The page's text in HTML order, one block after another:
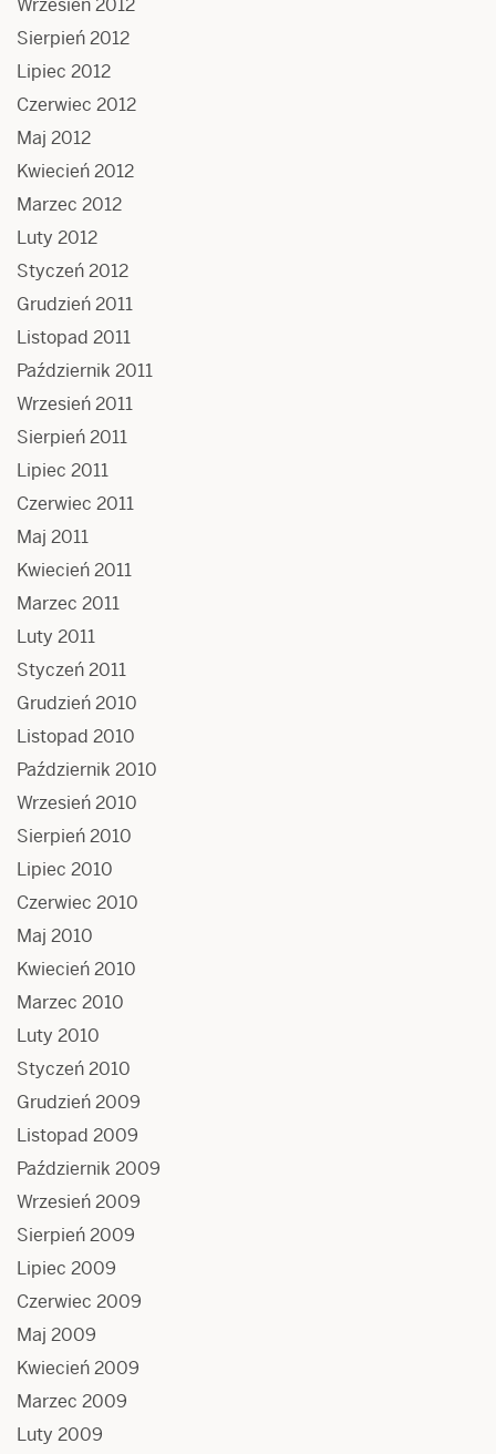
Sierpień 2012
Lipiec 2012
Czerwiec 2012
Maj 2012
Kwiecień 2012
Marzec 2012
Luty 2012
Styczeń 2012
Grudzień 2011
Listopad 2011
Październik 2011
Wrzesień 2011
Sierpień 2011
Lipiec 2011
Czerwiec 2011
Maj 2011
Kwiecień 2011
Marzec 2011
Luty 2011
Styczeń 2011
Grudzień 2010
Listopad 2010
Październik 2010
Wrzesień 2010
Sierpień 2010
Lipiec 2010
Czerwiec 2010
Maj 2010
Kwiecień 2010
Marzec 2010
Luty 2010
Styczeń 2010
Grudzień 2009
Listopad 2009
Październik 2009
Wrzesień 2009
Sierpień 2009
Lipiec 2009
Czerwiec 2009
Maj 2009
Kwiecień 2009
Marzec 2009
Luty 2009